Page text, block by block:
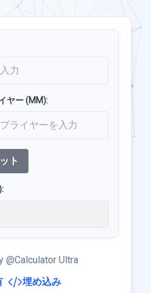
ヤー (MM):
ト
@Calculator Ultra
埋め込み